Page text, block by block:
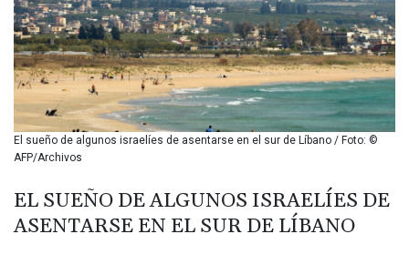
BMD 1
BND 1.281592
BOB 12.13835
BRL 5.139397
BSD 0.999498
BTN 95.018556
BWP 13.553788
BZD 2.010125
CDF
El sueño de algunos israelíes de asentarse en el sur de Líbano / Foto: ©
AFP/Archivos
EL SUEÑO DE ALGUNOS ISRAELÍES DE
ASENTARSE EN EL SUR DE LÍBANO